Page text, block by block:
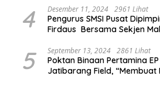
4 Desember 11, 2024 2961 Lihat
Pengurus SMSI Pusat
Firdaus Bersama Sekjen
Yusuf
5 September 13, 2024 2861 Lihat
Poktan Binaan Pertamina
Jatibarang Field, “Membuat